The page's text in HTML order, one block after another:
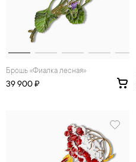
Брошь «Фиалка лесная»
39 900 ₽